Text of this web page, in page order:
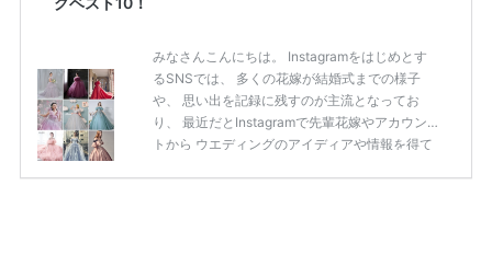
みなさんこんにちは。 Instagramをはじめとす
るSNSでは、 多くの花嫁が結婚式までの様子
や、 思い出を記録に残すのが主流となってお
り、 最近だとInstagramで先輩花嫁やアカウン
トから ウエディングのアイディアや情報を得て